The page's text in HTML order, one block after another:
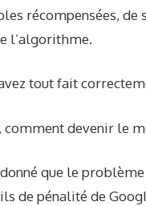
récompensées, de
l’algorithme.
tout fait
comment devenir le
que le
de pénalité de